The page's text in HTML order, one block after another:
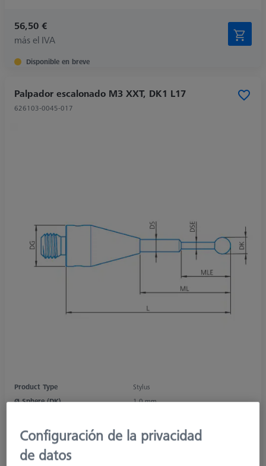
56,50 €
más el IVA
Disponible en breve
Palpador escalonado M3 XXT, DK1 L17
626103-0045-017
Product Type
Stylus
Ø Sphere (DK)
1,0 mm
Stylus Tip Material
Si. Nitride
Stylus Tip
Sphere
Shaft Material
Configuración de la privacidad
de datos